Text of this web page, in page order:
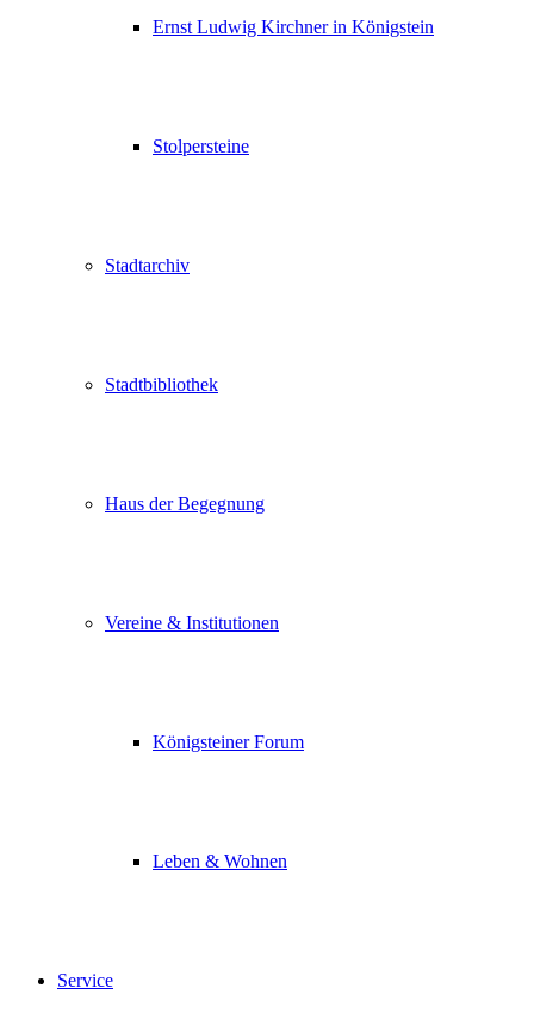
Ernst Ludwig Kirchner in Königstein
Stolpersteine
Stadtarchiv
Stadtbibliothek
Haus der Begegnung
Vereine & Institutionen
Königsteiner Forum
Leben & Wohnen
Service